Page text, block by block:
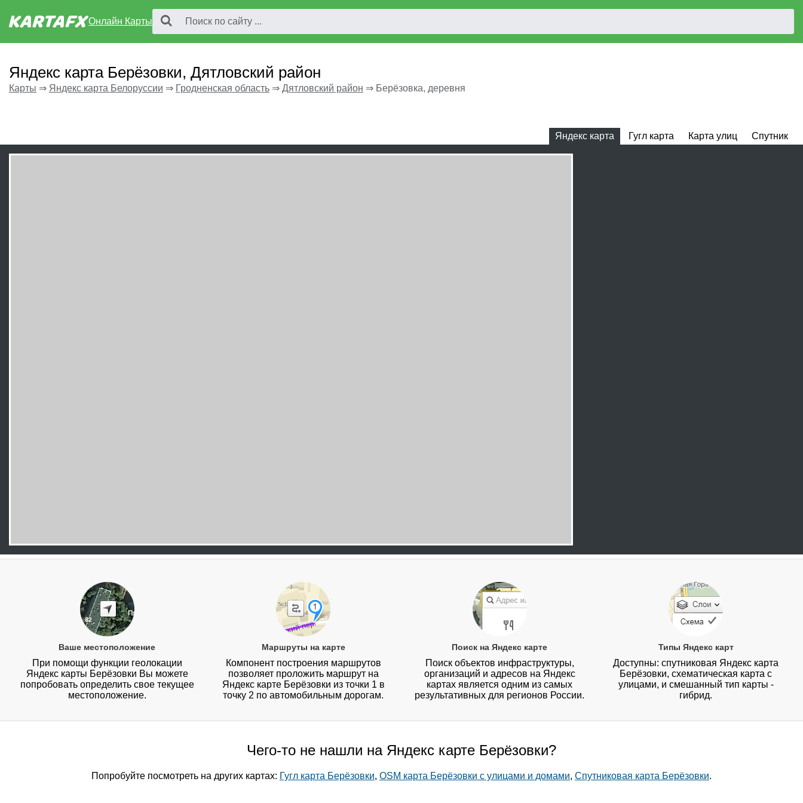
Онлайн Карты
Яндекс карта Берёзовки, Дятловский район
Карты ⇒ Яндекс карта Белоруссии ⇒ Гродненская область ⇒ Дятловский район ⇒ Берёзовка, деревня
Яндекс карта Гугл карта Карта улиц Спутник
Ваше местоположение
При помощи функции геолокации
Яндекс карты Берёзовки Вы можете
попробовать определить свое текущее
местоположение.
Маршруты на карте
Компонент построения маршрутов
позволяет проложить маршрут на
Яндекс карте Берёзовки из точки 1 в
точку 2 по автомобильным дорогам.
Поиск на Яндекс карте
Поиск объектов инфраструктуры,
организаций и адресов на Яндекс
картах является одним из самых
результативных для регионов России.
Типы Яндекс карт
Доступны: спутниковая Яндекс карта
Берёзовки, схематическая карта с
улицами, и смешанный тип карты -
гибрид.
Чего-то не нашли на Яндекс карте Берёзовки?
Попробуйте посмотреть на других картах: Гугл карта Берёзовки, OSM карта Берёзовки с улицами и домами, Спутниковая карта Берёзовки.